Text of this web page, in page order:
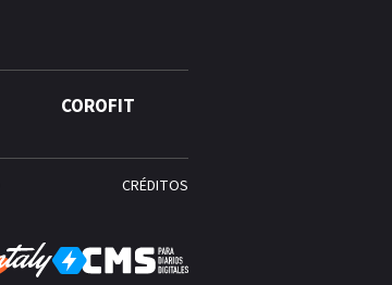
mundo? Efemérides del 6 de
COROFIT
CRÉDITOS